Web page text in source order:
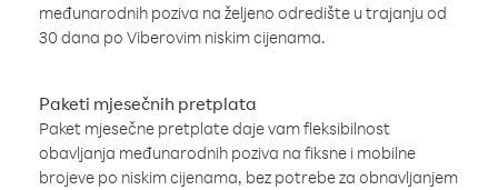
međunarodnih poziva na željeno odredište u trajanju od
30 dana po Viberovim niskim cijenama.
Paketi mjesečnih pretplata
Paket mjesečne pretplate daje vam fleksibilnost
obavljanja međunarodnih poziva na fiksne i mobilne
brojeve po niskim cijenama, bez potrebe za obnavljanjem